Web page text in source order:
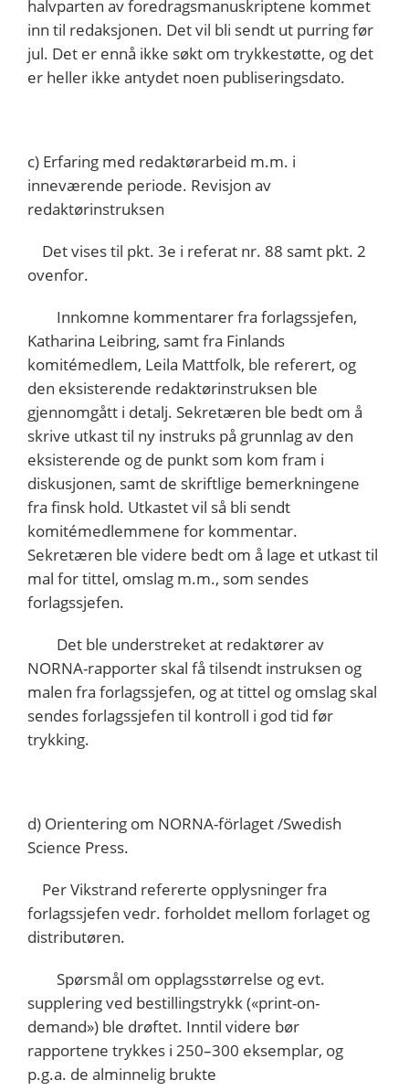
halvparten av foredragsmanuskriptene kommet
inn til redaksjonen. Det vil bli sendt ut purring før
jul. Det er ennå ikke søkt om trykkestøtte, og det
er heller ikke antydet noen publiseringsdato.
c) Erfaring med redaktørarbeid m.m. i
inneværende periode. Revisjon av
redaktørinstruksen
Det vises til pkt. 3e i referat nr. 88 samt pkt. 2
ovenfor.
Innkomne kommentarer fra forlagssjefen,
Katharina Leibring, samt fra Finlands
komitémedlem, Leila Mattfolk, ble referert, og
den eksisterende redaktørinstruksen ble
gjennomgått i detalj. Sekretæren ble bedt om å
skrive utkast til ny instruks på grunnlag av den
eksisterende og de punkt som kom fram i
diskusjonen, samt de skriftlige bemerkningene
fra finsk hold. Utkastet vil så bli sendt
komitémedlemmene for kommentar.
Sekretæren ble videre bedt om å lage et utkast til
mal for tittel, omslag m.m., som sendes
forlagssjefen.
Det ble understreket at redaktører av
NORNA-rapporter skal få tilsendt instruksen og
malen fra forlagssjefen, og at tittel og omslag skal
sendes forlagssjefen til kontroll i god tid før
trykking.
d) Orientering om NORNA-förlaget /Swedish
Science Press.
Per Vikstrand refererte opplysninger fra
forlagssjefen vedr. forholdet mellom forlaget og
distributøren.
Spørsmål om opplagsstørrelse og evt.
supplering ved bestillingstrykk («print-on-
demand») ble drøftet. Inntil videre bør
rapportene trykkes i 250–300 eksemplar, og
p.g.a. de alminnelig brukte